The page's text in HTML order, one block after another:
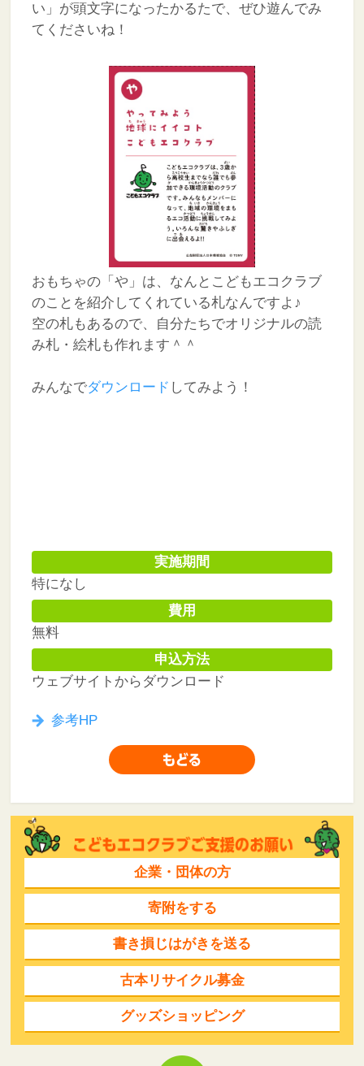
い」が頭文字になったかるたで、ぜひ遊んでみ
てくださいね！
おもちゃの「や」は、なんとこどもエコクラブ
のことを紹介してくれている札なんですよ♪
空の札もあるので、自分たちでオリジナルの読
み札・絵札も作れます＾＾
みんなでダウンロード してみよう！
実施期間
特になし
費用
無料
申込方法
ウェブサイトからダウンロード
参考HP
企業・団体の方
寄附をする
書き損じはがきを送る
古本リサイクル募金
グッズショッピング